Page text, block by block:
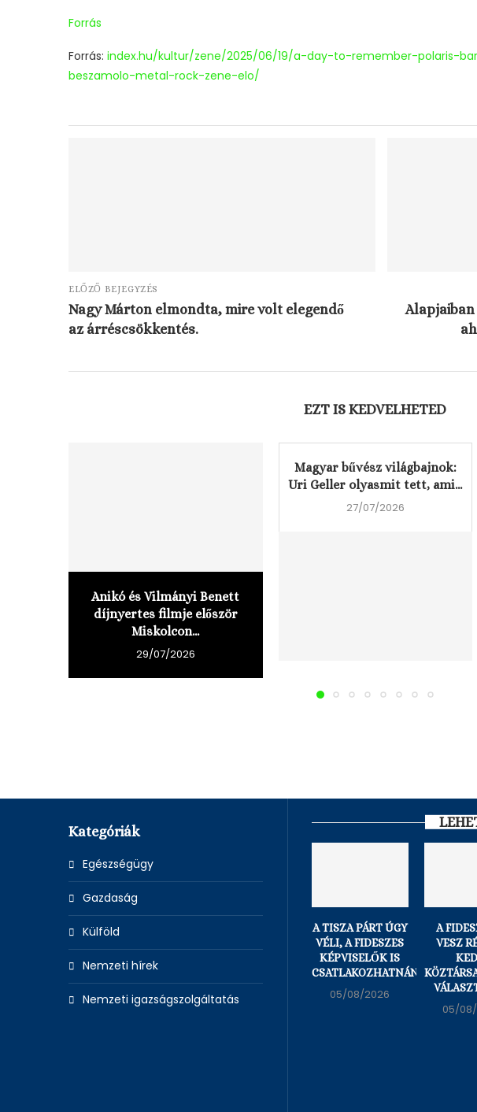
Forrás
Forrás: index.hu/kultur/zene/2025/06/19/a-day-to-remember-polaris-
beszamolo-metal-rock-zene-elo/
ELŐZŐ BEJEGYZÉS
Nagy Márton elmondta, mire volt elegendő
az árréscsökkentés.
EZT IS KEDVELHETED
Anikó és Vilmányi Benett
díjnyertes filmje először
Miskolcon...
29/07/2026
Magyar bűvész világbajnok:
Uri Geller olyasmit tett, ami...
27/07/2026
Kategóriák
Egészségügy
Gazdaság
Külföld
Nemzeti hírek
Nemzeti igazságszolgáltatás
A TISZA PÁRT ÚGY
VÉLI, A FIDESZES
KÉPVISELŐK IS
CSATLAKOZHATNÁNAK...
05/08/2026
A
VESZ
05/